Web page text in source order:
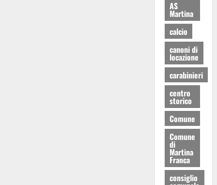
AS
Martina
calcio
canoni di
locazione
carabinieri
centro
storico
Comune
Comune
di
Martina
Franca
consiglio